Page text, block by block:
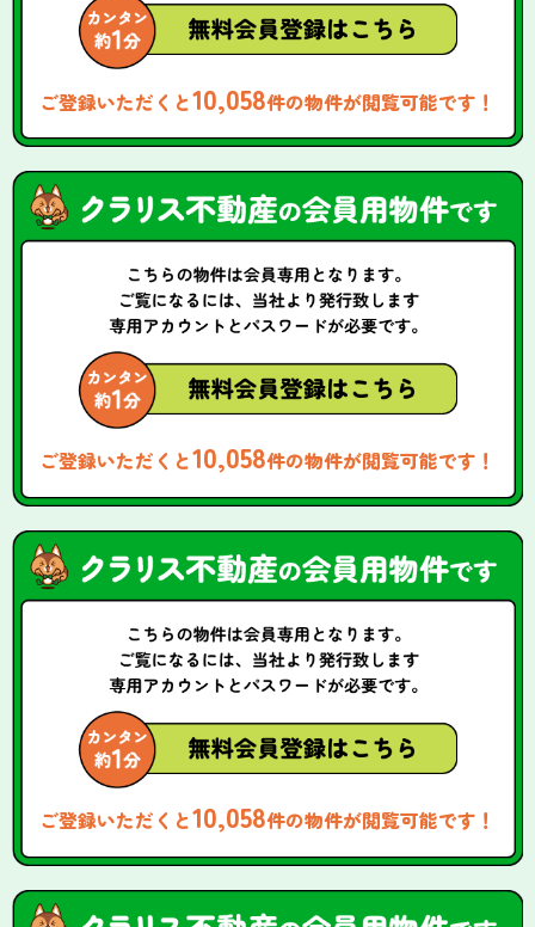
ご登録いただくと10,058件の物件が閲覧可能です！
ご登録いただくと10,058件の物件が閲覧可能です！
ご登録いただくと10,058件の物件が閲覧可能です！